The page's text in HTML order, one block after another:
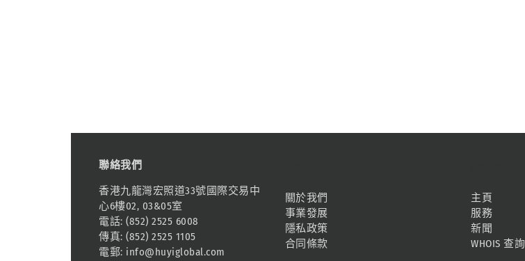
聯絡我們
香港九龍灣宏照道33號國際交易中
心6樓02, 03&05室
電話: (852) 2525 6008
傳真: (852) 2525 1105
電郵: info@huyiglobal.com
關於我們
事業發展
隱私政策
合同條款
主頁
服務
新聞
WHOIS 查詢